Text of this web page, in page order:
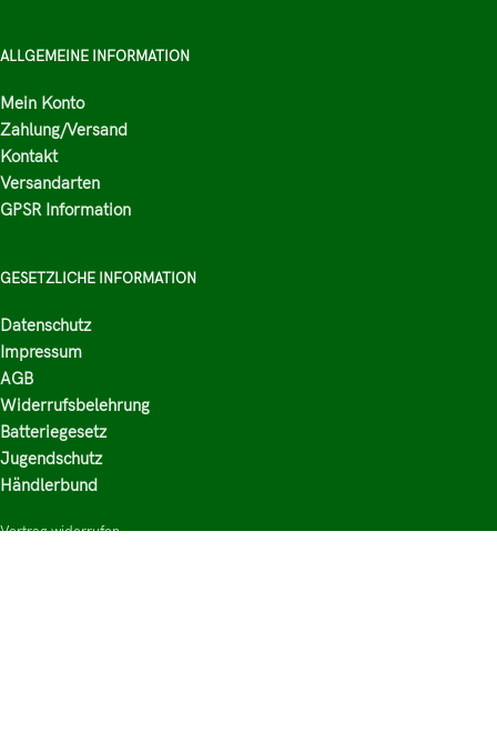
ALLGEMEINE INFORMATION
Mein Konto
Zahlung/Versand
Kontakt
Versandarten
GPSR Information
GESETZLICHE INFORMATION
Datenschutz
Impressum
AGB
Widerrufsbelehrung
Batteriegesetz
Jugendschutz
Händlerbund
Vertrag widerrufen